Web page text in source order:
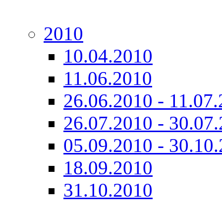
2010
10.04.2010
11.06.2010
26.06.2010 -
26.07.2010 -
05.09.2010 -
18.09.2010
31.10.2010